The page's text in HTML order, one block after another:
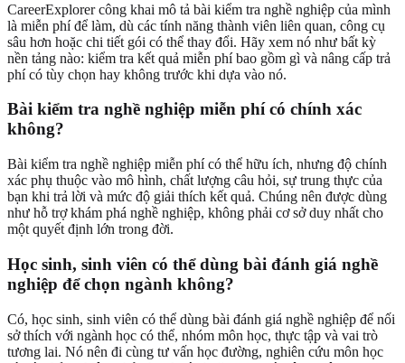
CareerExplorer công khai mô tả bài kiểm tra nghề nghiệp của mình
là miễn phí để làm, dù các tính năng thành viên liên quan, công cụ
sâu hơn hoặc chi tiết gói có thể thay đổi. Hãy xem nó như bất kỳ
nền tảng nào: kiểm tra kết quả miễn phí bao gồm gì và nâng cấp trả
phí có tùy chọn hay không trước khi dựa vào nó.
Bài kiểm tra nghề nghiệp miễn phí có chính xác
không?
Bài kiểm tra nghề nghiệp miễn phí có thể hữu ích, nhưng độ chính
xác phụ thuộc vào mô hình, chất lượng câu hỏi, sự trung thực của
bạn khi trả lời và mức độ giải thích kết quả. Chúng nên được dùng
như hỗ trợ khám phá nghề nghiệp, không phải cơ sở duy nhất cho
một quyết định lớn trong đời.
Học sinh, sinh viên có thể dùng bài đánh giá nghề
nghiệp để chọn ngành không?
Có, học sinh, sinh viên có thể dùng bài đánh giá nghề nghiệp để nối
sở thích với ngành học có thể, nhóm môn học, thực tập và vai trò
tương lai. Nó nên đi cùng tư vấn học đường, nghiên cứu môn học